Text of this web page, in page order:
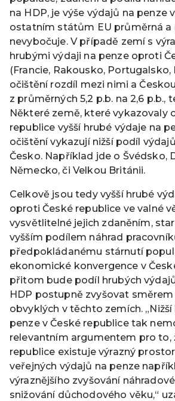
na HDP, je výše výdajů na penze
ostatním státům EU průměrná a
nevybočuje. V případě zemí s
hrubými výdaji na penze oproti
(Francie, Rakousko, Portugalsko,
očištění rozdíl mezi nimi a
z průměrných 5,2 p.b. na 2,6 p.b.,
Některé země, které vykazovaly
republice vyšší hrubé výdaje na
očištění vykazují nižší podíl
Česko. Například jde o Švédsko,
Německo, či Velkou Británii.
Celkově jsou tedy vyšší hrubé
oproti České republice ve valné
vysvětlitelné jejich zdaněním,
vyšším podílem náhrad
předpokládanému stárnutí
ekonomické konvergence v
přitom bude podíl hrubých
HDP postupně zvyšovat
obvyklých v těchto zemích.
penze v České republice tak
relevantním argumentem pro to,
republice existuje výrazný
veřejných výdajů na penze
výraznějšího zvyšování
snižování důchodového věku,“